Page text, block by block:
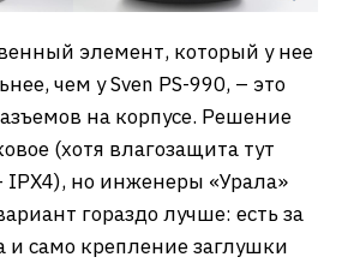
элемент, который у нее
чем у Sven PS-990, – это
на корпусе. Решение
(хотя влагозащита тут
IPX4), но инженеры «Урала»
гораздо лучше: есть за
и само крепление заглушки